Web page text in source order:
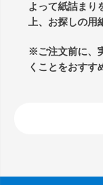
よって紙詰まり
上、お探しの用
※ご注文前に、
くことをおすす